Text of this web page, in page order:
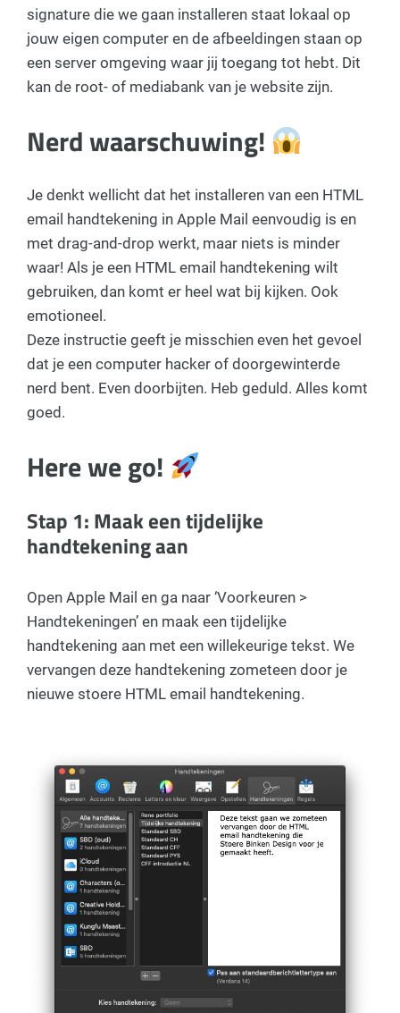
signature die we gaan installeren staat lokaal op
jouw eigen computer en de afbeeldingen staan op
een server omgeving waar jij toegang tot hebt. Dit
kan de root- of mediabank van je website zijn.
Nerd waarschuwing!
Je denkt wellicht dat het installeren van een HTML
email handtekening in Apple Mail eenvoudig is en
met drag-and-drop werkt, maar niets is minder
waar! Als je een HTML email handtekening wilt
gebruiken, dan komt er heel wat bij kijken. Ook
emotioneel.
Deze instructie geeft je misschien even het gevoel
dat je een computer hacker of doorgewinterde
nerd bent. Even doorbijten. Heb geduld. Alles komt
goed.
Here we go!
Stap 1: Maak een tijdelijke
handtekening aan
Open Apple Mail en ga naar ‘Voorkeuren >
Handtekeningen’ en maak een tijdelijke
handtekening aan met een willekeurige tekst. We
vervangen deze handtekening zometeen door je
nieuwe stoere HTML email handtekening.